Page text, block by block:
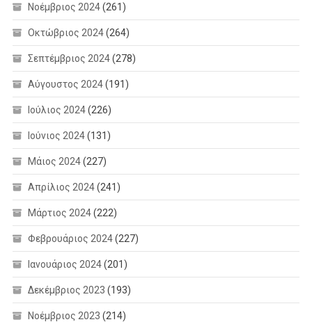
Νοέμβριος 2024(261)
Οκτώβριος 2024(264)
Σεπτέμβριος 2024(278)
Αύγουστος 2024(191)
Ιούλιος 2024(226)
Ιούνιος 2024(131)
Μάιος 2024(227)
Απρίλιος 2024(241)
Μάρτιος 2024(222)
Φεβρουάριος 2024(227)
Ιανουάριος 2024(201)
Δεκέμβριος 2023 (193)
Νοέμβριος 2023 (214)